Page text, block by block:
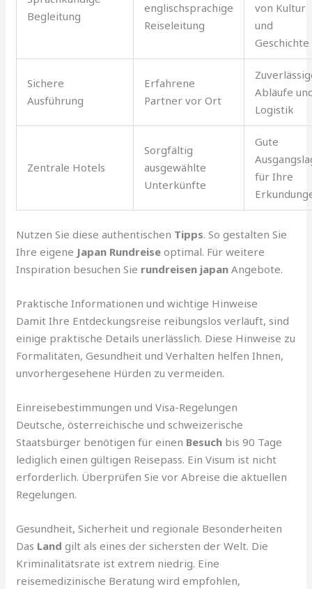
Begleitung
englischsprachige
Reiseleitung
von Kultur
und
Geschichte
Sichere
Ausführung
Erfahrene
Partner vor Ort
Abläufe
Logistik
Zentrale Hotels
Sorgfältig
ausgewählte
Unterkünfte
Gute
für Ihre
Nutzen Sie diese authentischen Tipps. So gestalten Sie
Ihre eigene Japan Rundreise optimal. Für weitere
Inspiration besuchen Sie rundreisen japan Angebote.
Praktische Informationen und wichtige Hinweise
Damit Ihre Entdeckungsreise reibungslos verläuft, sind
einige praktische Details unerlässlich. Diese Hinweise zu
Formalitäten, Gesundheit und Verhalten helfen Ihnen,
unvorhergesehene Hürden zu vermeiden.
Einreisebestimmungen und Visa-Regelungen
Deutsche, österreichische und schweizerische
Staatsbürger benötigen für einen Besuch bis 90 Tage
lediglich einen gültigen Reisepass. Ein Visum ist nicht
erforderlich. Überprüfen Sie vor Abreise die aktuellen
Regelungen.
Gesundheit, Sicherheit und regionale Besonderheiten
Das Land gilt als eines der sichersten der Welt. Die
Kriminalitätsrate ist extrem niedrig. Eine
reisemedizinische Beratung wird empfohlen,